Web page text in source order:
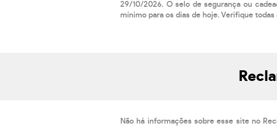
29/10/2026. O selo de segurança ou
mínimo para os dias de hoje. Verifique
Não há informações sobre esse site no